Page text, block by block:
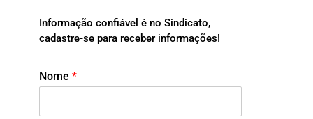
Informação confiável é no Sindicato,
cadastre-se para receber informações!
Nome *